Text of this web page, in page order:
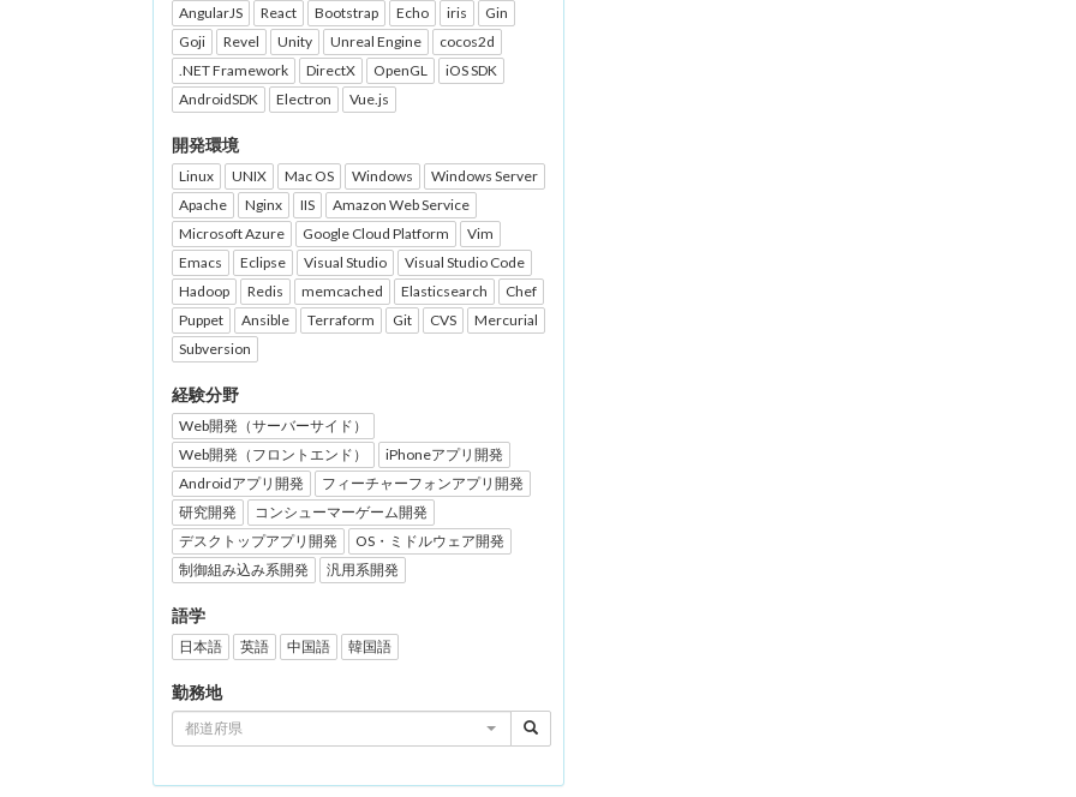
AngularJS
React Bootstrap Echo iris
Gin
Goji
Revel Unity Unreal Engine
cocos2d
.NET Framework
DirectX OpenGL
iOS SDK
AndroidSDK
Electron Vue.js
開発環境
Linux UNIX Mac OS Windows
Windows Server
Apache
Nginx IIS
Amazon Web Service
Microsoft Azure
Google Cloud Platform
Vim
Emacs
Eclipse Visual Studio
Visual Studio Code
Hadoop
Redis memcached Elasticsearch
Chef
Puppet
Ansible Terraform Git CVS
Mercurial
Subversion
経験分野
Web開発（サーバーサイド）
Web開発（フロントエンド）
iPhoneアプリ開発
Androidアプリ開発
フィーチャーフォンアプリ開発
研究開発
コンシューマーゲーム開発
デスクトップアプリ開発
OS・ミドルウェア開発
制御組み込み系開発
汎用系開発
語学
日本語 英語 中国語 韓国語
勤務地
都道府県